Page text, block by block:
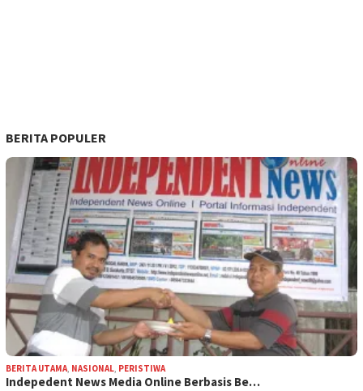
BERITA POPULER
BERITA UTAMA, NASIONAL, PERISTIWA
Indepedent News Media Online Berbasis Be…